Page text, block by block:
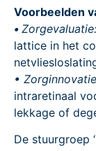
Voorbeelden
• Zorgevaluatie:
lattice in het
•
intraretinaal
lekkage of
De stuurgroep